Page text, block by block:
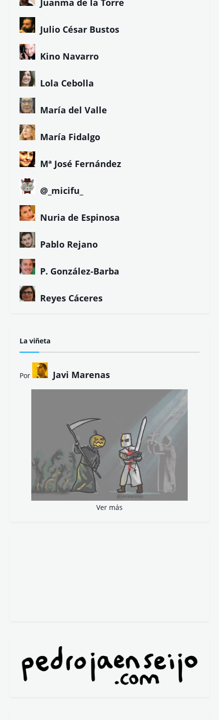
Julio César Bustos
Kino Navarro
Lola Cebolla
María del Valle
María Fidalgo
Mª José Fernández
@_micifu_
Nuria de Espinosa
Pablo Rejano
P. González-Barba
Reyes Cáceres
La viñeta
Por Javi Marenas
Ver más